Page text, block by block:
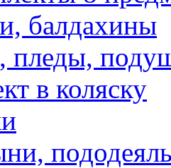
балдахины
пледы,
в коляску